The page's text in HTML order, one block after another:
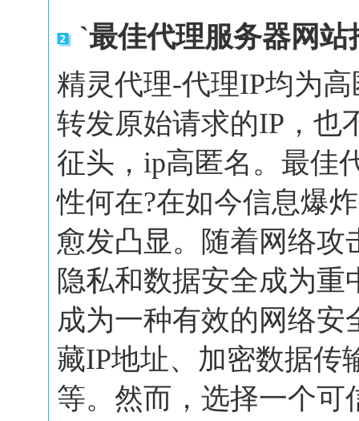
`最佳代理服务器网
精灵代理-代理IP均为
转发原始请求的IP，也
征头，ip高匿名。最佳
性何在?在如今信息爆
愈发凸显。随着网络攻
隐私和数据安全成为
成为一种有效的网络
藏IP地址、加密数据传
等。然而，选择一个可